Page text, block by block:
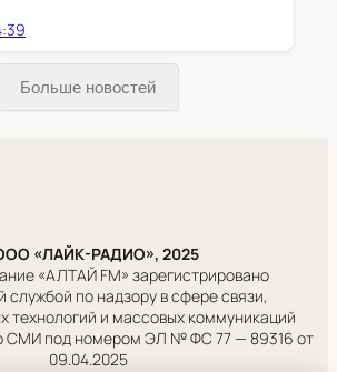
Больше новостей
«ЛАЙК-РАДИО», 2025
«АЛТАЙ FM» зарегистрировано
службой по надзору в сфере связи,
технологий и массовых коммуникаций
СМИ под номером ЭЛ № ФС 77 — 89316 от
09.04.2025